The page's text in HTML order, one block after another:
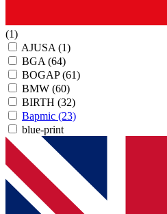
(1)
AJUSA (1)
BGA (64)
BOGAP(61)
BMW (60)
BIRTH (32)
Bapmic (23)
blue-print